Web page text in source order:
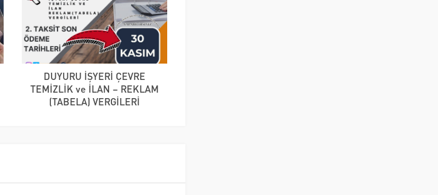
DUYURU İŞYERİ ÇEVRE
TEMİZLİK ve İLAN – REKLAM
(TABELA) VERGİLERİ